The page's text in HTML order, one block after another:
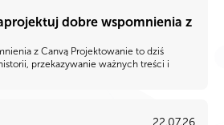
dobre wspomnienia z
z Canvą Projektowanie to dziś
przekazywanie ważnych treści i